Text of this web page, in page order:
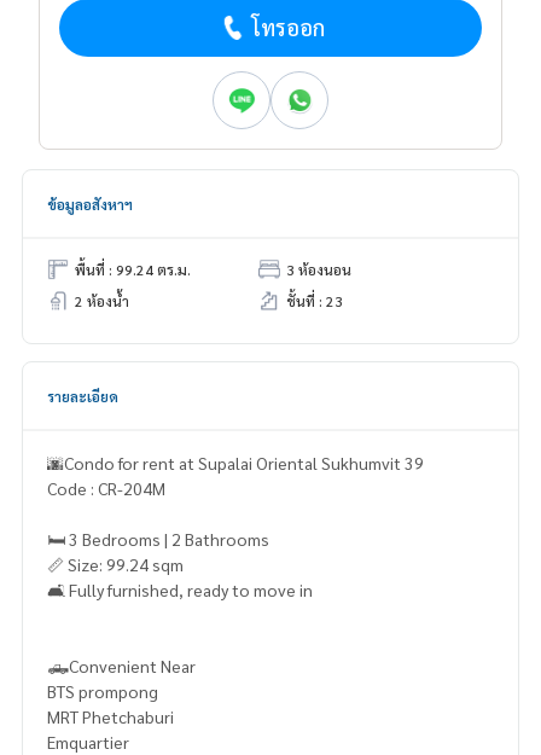
โทรออก
ข้อมูลอสังหาฯ
พื้นที่ : 99.24 ตร.ม.
3 ห้องนอน
2 ห้องน้ำ
ชั้นที่ : 23
รายละเอียด
🌆Condo for rent at Supalai Oriental Sukhumvit 39
Code : CR-204M
🛏️ 3 Bedrooms | 2 Bathrooms
📏 Size: 99.24 sqm
🛋️ Fully furnished, ready to move in
🛻Convenient Near
BTS prompong
MRT Phetchaburi
Emquartier